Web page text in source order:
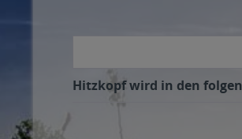
Hitzkopf wird in den